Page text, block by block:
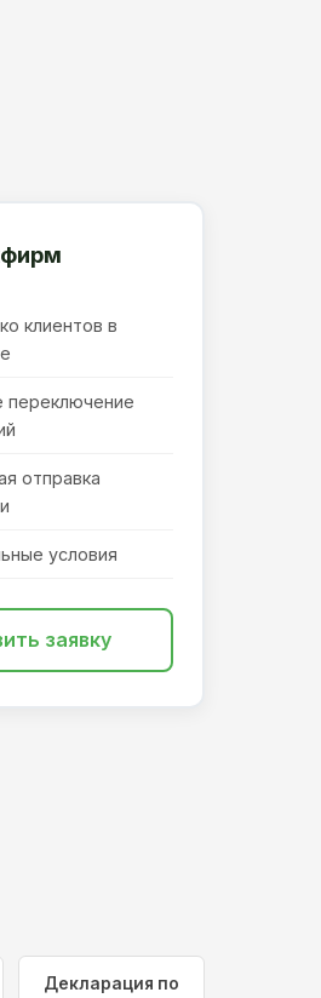
клиентов в
переключение
отправка
условия
заявку
Декларация по